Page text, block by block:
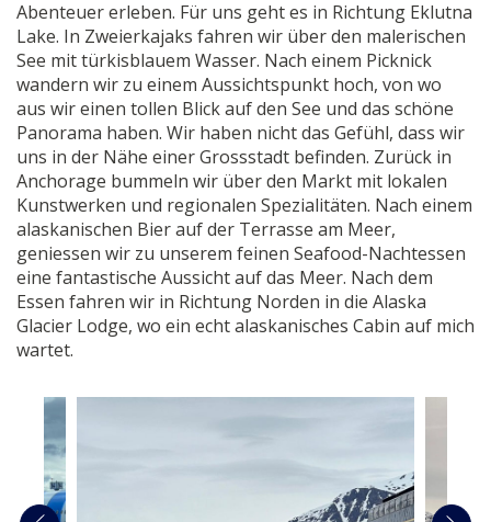
Abenteuer erleben. Für uns geht es in Richtung Eklutna
Lake. In Zweierkajaks fahren wir über den malerischen
See mit türkisblauem Wasser. Nach einem Picknick
wandern wir zu einem Aussichtspunkt hoch, von wo
aus wir einen tollen Blick auf den See und das schöne
Panorama haben. Wir haben nicht das Gefühl, dass wir
uns in der Nähe einer Grossstadt befinden. Zurück in
Anchorage bummeln wir über den Markt mit lokalen
Kunstwerken und regionalen Spezialitäten. Nach einem
alaskanischen Bier auf der Terrasse am Meer,
geniessen wir zu unserem feinen Seafood-Nachtessen
eine fantastische Aussicht auf das Meer. Nach dem
Essen fahren wir in Richtung Norden in die Alaska
Glacier Lodge, wo ein echt alaskanisches Cabin auf mich
wartet.